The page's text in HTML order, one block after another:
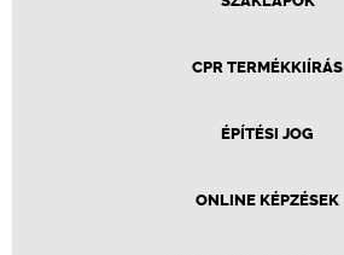
CPR TERMÉKKIÍRÁS
ÉPÍTÉSI JOG
ONLINE KÉPZÉSEK